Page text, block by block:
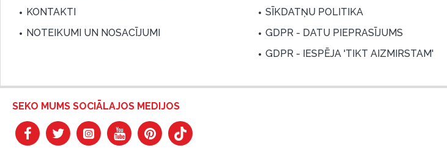
KONTAKTI
NOTEIKUMI UN NOSACĪJUMI
SĪKDATŅU POLITIKA
GDPR - DATU PIEPRASĪJUMS
GDPR - IESPĒJA 'TIKT AIZMIRSTAM'
SEKO MUMS SOCIĀLAJOS MEDIJOS